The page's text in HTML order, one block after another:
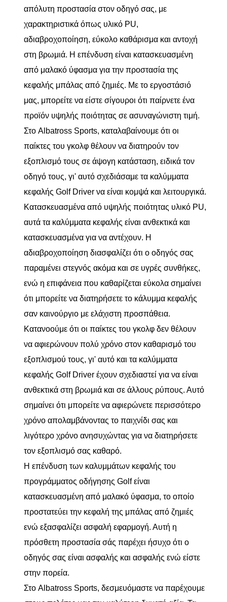
απόλυτη προστασία στον οδηγό σας, με
χαρακτηριστικά όπως υλικό PU,
αδιαβροχοποίηση, εύκολο καθάρισμα και αντοχή
στη βρωμιά. Η επένδυση είναι κατασκευασμένη
από μαλακό ύφασμα για την προστασία της
κεφαλής μπάλας από ζημιές. Με το εργοστάσιό
μας, μπορείτε να είστε σίγουροι ότι παίρνετε ένα
προϊόν υψηλής ποιότητας σε ασυναγώνιστη τιμή.
Στο Albatross Sports, καταλαβαίνουμε ότι οι
παίκτες του γκολφ θέλουν να διατηρούν τον
εξοπλισμό τους σε άψογη κατάσταση, ειδικά τον
οδηγό τους, γι' αυτό σχεδιάσαμε τα καλύμματα
κεφαλής Golf Driver να είναι κομψά και λειτουργικά.
Κατασκευασμένα από υψηλής ποιότητας υλικό PU,
αυτά τα καλύμματα κεφαλής είναι ανθεκτικά και
κατασκευασμένα για να αντέχουν. Η
αδιαβροχοποίηση διασφαλίζει ότι ο οδηγός σας
παραμένει στεγνός ακόμα και σε υγρές συνθήκες,
ενώ η επιφάνεια που καθαρίζεται εύκολα σημαίνει
ότι μπορείτε να διατηρήσετε το κάλυμμα κεφαλής
σαν καινούργιο με ελάχιστη προσπάθεια.
Κατανοούμε ότι οι παίκτες του γκολφ δεν θέλουν
να αφιερώνουν πολύ χρόνο στον καθαρισμό του
εξοπλισμού τους, γι' αυτό και τα καλύμματα
κεφαλής Golf Driver έχουν σχεδιαστεί για να είναι
ανθεκτικά στη βρωμιά και σε άλλους ρύπους. Αυτό
σημαίνει ότι μπορείτε να αφιερώνετε περισσότερο
χρόνο απολαμβάνοντας το παιχνίδι σας και
λιγότερο χρόνο ανησυχώντας για να διατηρήσετε
τον εξοπλισμό σας καθαρό.
Η επένδυση των καλυμμάτων κεφαλής του
προγράμματος οδήγησης Golf είναι
κατασκευασμένη από μαλακό ύφασμα, το οποίο
προστατεύει την κεφαλή της μπάλας από ζημιές
ενώ εξασφαλίζει ασφαλή εφαρμογή. Αυτή η
πρόσθετη προστασία σάς παρέχει ήσυχο ότι ο
οδηγός σας είναι ασφαλής και ασφαλής ενώ είστε
στην πορεία.
Στο Albatross Sports, δεσμευόμαστε να παρέχουμε